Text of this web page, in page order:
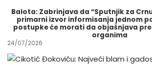
Balota: Zabrinjava da “Sputnjik za
primarni izvor informisanja jednom
postupke će morati da objašnjava
organima
24/07/2026